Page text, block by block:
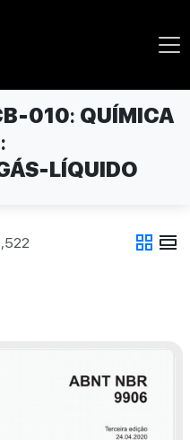
010: QUÍMICA
LÍQUIDO
grid_view view_day